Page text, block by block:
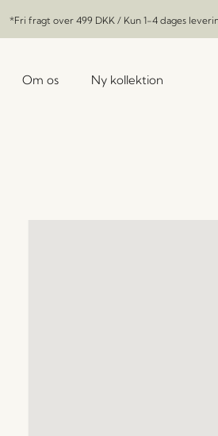
*Fri fragt over 499 DKK / Kun 1-4 dages
Om os Ny kollektion